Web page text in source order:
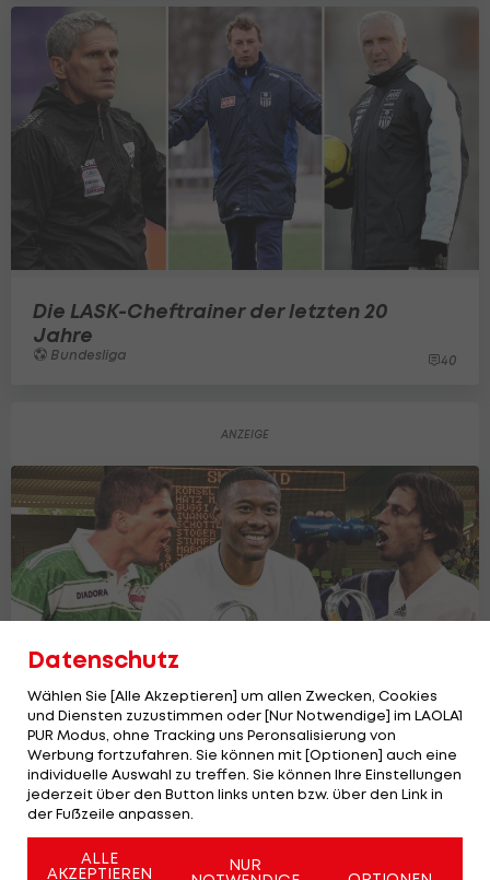
Die LASK-Cheftrainer der letzten 20
Jahre
Bundesliga 40
Diese Österreicher spielten in einem
Europapokal-Finale
Champions League
Datenschutz
Wählen Sie [Alle Akzeptieren] um allen Zwecken, Cookies
und Diensten zuzustimmen oder [Nur Notwendige] im LAOLA1
PUR Modus, ohne Tracking uns Peronsalisierung von
Werbung fortzufahren. Sie können mit [Optionen] auch eine
individuelle Auswahl zu treffen. Sie können Ihre Einstellungen
jederzeit über den Button links unten bzw. über den Link in
der Fußzeile anpassen.
ALLE
AKZEPTIEREN
NUR